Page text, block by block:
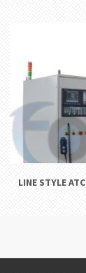
LINE STYLE